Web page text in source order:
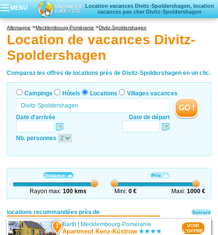
MENU
Location vacances Divitz-Spoldershagen, location
vacances pas cher Divitz-Spoldershagen
Locations vacances
Villages vacances
Allemagne Mecklembourg-Poméranie Divitz-Spoldershagen
Location de vacances Divitz-
Spoldershagen
Comparez les offres de locations près de Divitz-Spoldershagen en un clic.
Campings Hôtels Locations Villages vacances
Date d'arrivée Date de départ
GO !
Nb. personnes
Distance
Rayon max:100 kms
Prix
Mini:0 € Maxi: 1000 €
locations recommandées près de
1 Barth | Mecklembourg-Poméranie
Apartment Kenz-Küstrow
VOIR
L'OFFRE
Suivant